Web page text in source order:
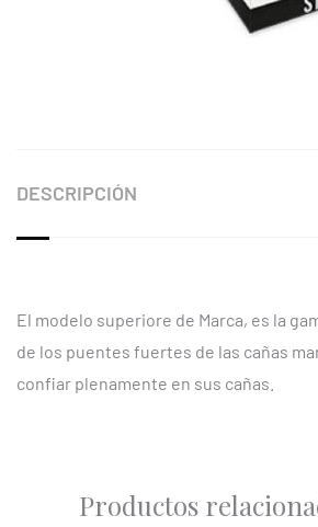
DESCRIPCIÓN
El modelo superiore de Marca, es la
de los puentes fuertes de las cañas
confiar plenamente en sus cañas.
Productos